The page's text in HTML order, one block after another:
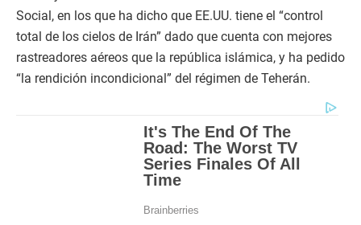
Social, en los que ha dicho que EE.UU. tiene el “control
total de los cielos de Irán” dado que cuenta con mejores
rastreadores aéreos que la república islámica, y ha pedido
“la rendición incondicional” del régimen de Teherán.